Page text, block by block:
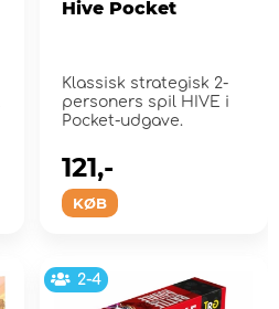
Hive Pocket
Klassisk strategisk 2-
personers spil HIVE i
Pocket-udgave.
KØB
121,-
2-4